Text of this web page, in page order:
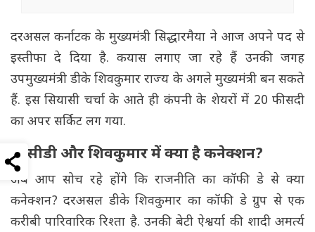
दरअसल कर्नाटक के मुख्यमंत्री सिद्धारमैया ने आज अपने पद से
इस्तीफा दे दिया है. कयास लगाए जा रहे हैं उनकी जगह
उपमुख्यमंत्री डीके शिवकुमार राज्य के अगले मुख्यमंत्री बन सकते
हैं. इस सियासी चर्चा के आते ही कंपनी के शेयरों में 20 फीसदी
का अपर सर्किट लग गया.
सीसीडी और शिवकुमार में क्या है कनेक्शन?
अब आप सोच रहे होंगे कि राजनीति का कॉफी डे से क्या
कनेक्शन? दरअसल डीके शिवकुमार का कॉफी डे ग्रुप से एक
करीबी पारिवारिक रिश्ता है. उनकी बेटी ऐश्वर्या की शादी अमर्त्य